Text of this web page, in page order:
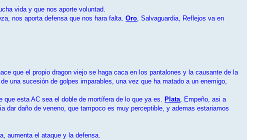
vida y que nos aporte voluntad.
nos aporta defensa que nos hara falta.Oro, Salvaguardia, Reflejos va en
que el propio dragon viejo se haga caca en los pantalones y la causante de la
una sucesión de golpes imparables, una vez que ha matado a un enemigo,
que esta AC sea el doble de mortífera de lo que ya es. Plata, Empeño, asi a
dar daño de veneno, que tampoco es muy perceptible, y ademas estariamos
aumenta el ataque y la defensa.